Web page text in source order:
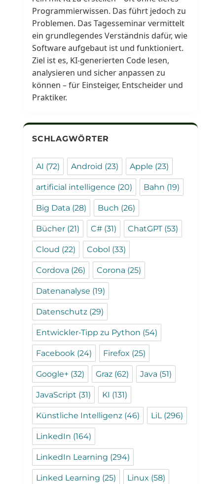
Programmierwissen. Das führt jedoch zu
Problemen. Das Tagesseminar vermittelt
ein grundlegendes Verständnis dafür, wie
Software aufgebaut ist und funktioniert.
Ziel ist es, KI-generierten Code lesen,
analysieren und sicher anpassen zu
können – für Einsteiger, Entscheider und
Praktiker.
SCHLAGWÖRTER
AI (72) Android (23) Apple (23)
artificial intelligence (20) Bahn (19)
Big Data (28) Buch (26)
Bücher (21) C# (31) ChatGPT(53)
Cloud (22) Cobol (33)
Cordova (26) Corona (25)
Datenanalyse (19)
Datenschutz (29)
Entwickler-Tipp zu Python (54)
Facebook (24) Firefox (25)
Google+ (32) Graz (62) Java (51)
JavaScript (31) KI (131)
Künstliche Intelligenz (46) LiL(296)
LinkedIn (164)
LinkedIn Learning (294)
Linked Learning (25) Linux (58)